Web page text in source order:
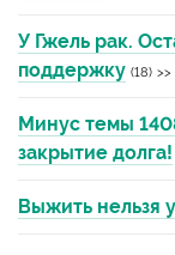
У Гжель рак.
поддержку (18) >>
Минус темы
закрытие долга!
Выжить нельзя